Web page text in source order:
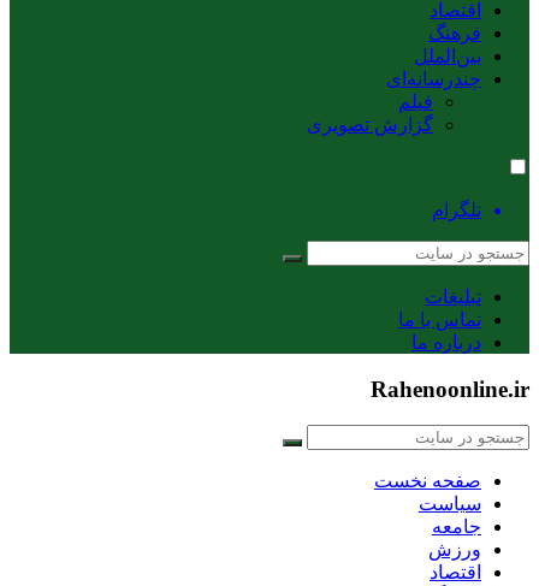
اقتصاد
فرهنگ
بین‌الملل
چندرسانه‌ای
فیلم
گزارش تصویری
تلگرام
تبلیغات
تماس با ما
درباره ما
Rahenoonline.ir
صفحه نخست
سیاست
جامعه
ورزش
اقتصاد